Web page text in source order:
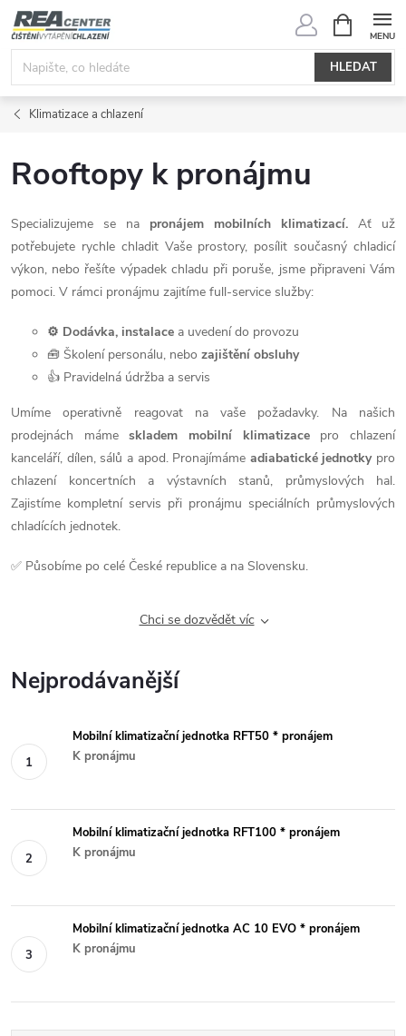
Přejít
na
obsah
HLEDAT
NÁKUPNÍ
KOŠÍK
Klimatizace a chlazení
Rooftopy k pronájmu
Specializujeme se na pronájem mobilních klimatizací. Ať už
potřebujete rychle chladit Vaše prostory, posílit současný chladicí
výkon, nebo řešíte výpadek chladu při poruše, jsme připraveni Vám
pomoci. V rámci pronájmu zajitíme full-service služby:
⚙️ Dodávka, instalace a uvedení do provozu
🧰 Školení personálu, nebo zajištění obsluhy
👍 Pravidelná údržba a servis
Umíme operativně reagovat na vaše požadavky. Na našich
prodejnách mámeskladem mobilní klimatizacepro chlazení
kanceláří, dílen, sálů a apod. Pronajímáme adiabatické jednotkypro
chlazení koncertních a výstavních stanů, průmyslových hal.
Zajistíme kompletní servis při pronájmu speciálních průmyslových
chladících jednotek.
✅ Působíme po celé České republice a na Slovensku.
Chci se dozvědět víc
Nejprodávanější
Mobilní klimatizační jednotka RFT50 * pronájem
K pronájmu
Mobilní klimatizační jednotka RFT100 * pronájem
K pronájmu
Mobilní klimatizační jednotka AC 10 EVO * pronájem
K pronájmu